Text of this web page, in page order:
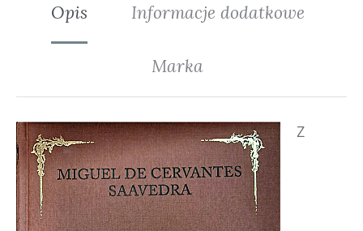
Opis Informacje dodatkowe
Marka
Z